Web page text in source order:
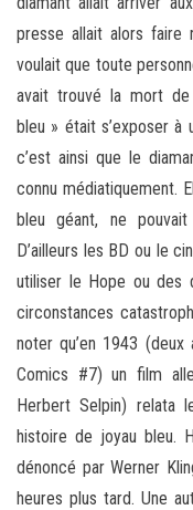
presse allait alors faire
voulait que toute
avait trouvé la mort
bleu » était s’exposer à
c’est ainsi que le
connu médiatiquement.
bleu géant, ne
D’ailleurs les BD ou le
utiliser le Hope ou des
circonstances
noter qu’en 1943
Comics #7) un film
Herbert Selpin) relata
histoire de joyau bleu.
dénoncé par Werner
heures plus tard. Une